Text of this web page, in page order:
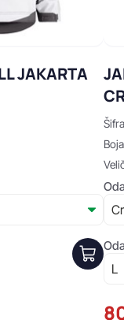
JAKARTA